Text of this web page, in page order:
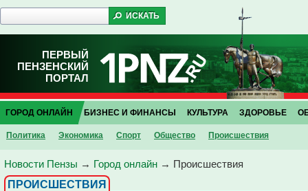
ПЕРВЫЙ
ПЕНЗЕНСКИЙ
ПОРТАЛ
ГОРОД ОНЛАЙН
Политика Экономика Спорт Общество Проиcшествия
БИЗНЕС И ФИНАНСЫ КУЛЬТУРА ЗДОРОВЬЕ
Новости Пензы → Город онлайн → Проиcшествия
ПРОИCШЕСТВИЯ